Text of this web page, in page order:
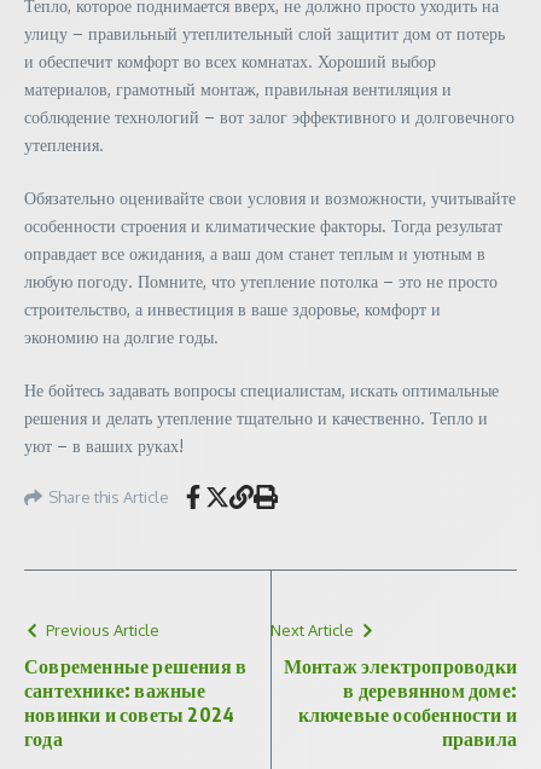
Тепло, которое поднимается вверх, не должно просто уходить на
улицу – правильный утеплительный слой защитит дом от потерь
и обеспечит комфорт во всех комнатах. Хороший выбор
материалов, грамотный монтаж, правильная вентиляция и
соблюдение технологий – вот залог эффективного и долговечного
утепления.
Обязательно оценивайте свои условия и возможности, учитывайте
особенности строения и климатические факторы. Тогда результат
оправдает все ожидания, а ваш дом станет теплым и уютным в
любую погоду. Помните, что утепление потолка – это не просто
строительство, а инвестиция в ваше здоровье, комфорт и
экономию на долгие годы.
Не бойтесь задавать вопросы специалистам, искать оптимальные
решения и делать утепление тщательно и качественно. Тепло и
уют – в ваших руках!
Share this Article
Previous Article
Современные решения в
сантехнике: важные
новинки и советы 2024
года
Next Article
Монтаж электропроводки
в деревянном доме:
ключевые особенности и
правила